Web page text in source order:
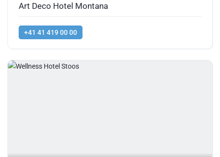
Art Deco Hotel Montana
+41 41 419 00 00